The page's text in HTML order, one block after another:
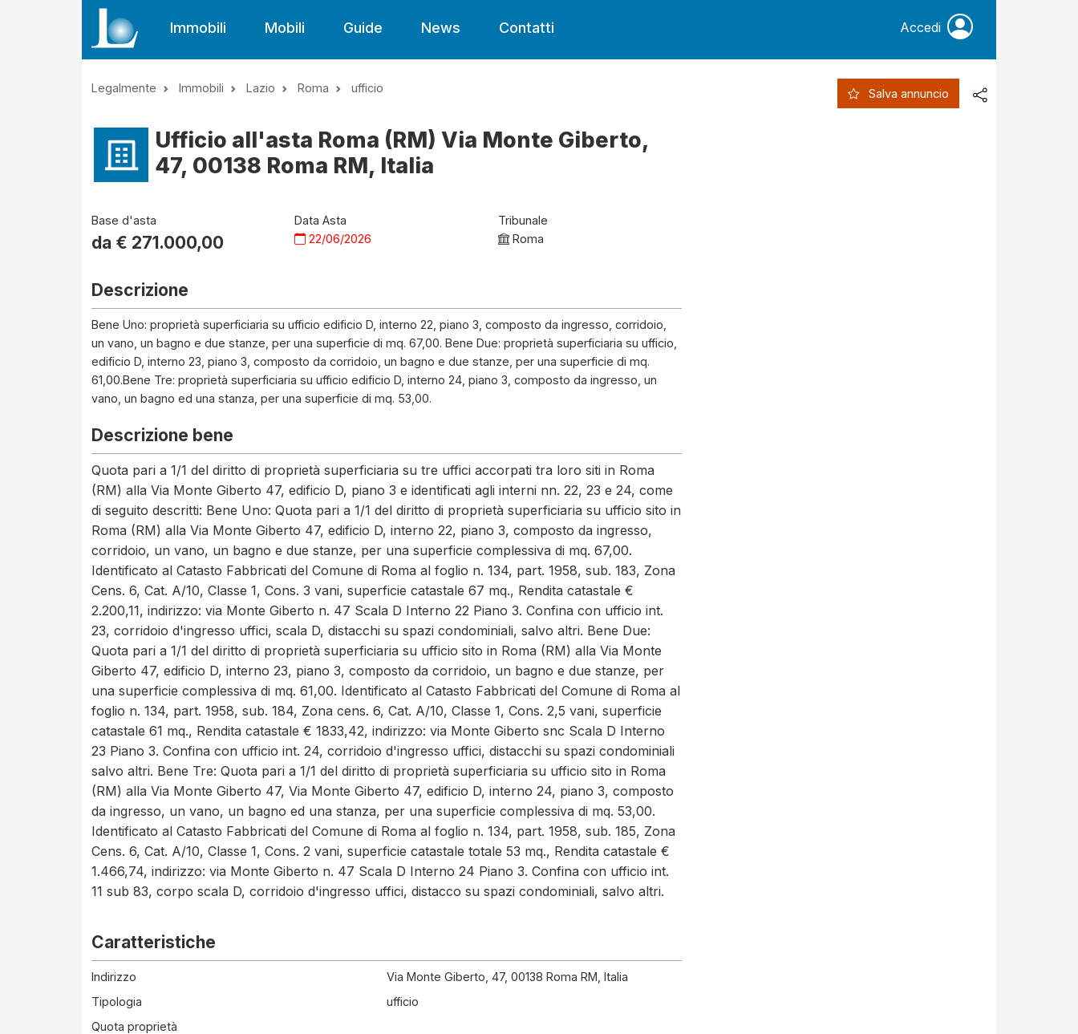
Immobili Mobili Guide News Contatti Accedi
Legalmente Immobili Lazio Roma ufficio Salva annuncio
Ufficio all'asta Roma (RM) Via Monte Giberto,
47, 00138 Roma RM, Italia
Base d'asta
da € 271.000,00
Data Asta
22/06/2026
Tribunale
Roma
Descrizione
Bene Uno: proprietà superficiaria su ufficio edificio D, interno 22, piano 3, composto da ingresso, corridoio,
un vano, un bagno e due stanze, per una superficie di mq. 67,00. Bene Due: proprietà superficiaria su ufficio,
edificio D, interno 23, piano 3, composto da corridoio, un bagno e due stanze, per una superficie di mq.
61,00.Bene Tre: proprietà superficiaria su ufficio edificio D, interno 24, piano 3, composto da ingresso, un
vano, un bagno ed una stanza, per una superficie di mq. 53,00.
Descrizione bene
Quota pari a 1/1 del diritto di proprietà superficiaria su tre uffici accorpati tra loro siti in Roma
(RM) alla Via Monte Giberto 47, edificio D, piano 3 e identificati agli interni nn. 22, 23 e 24, come
di seguito descritti: Bene Uno: Quota pari a 1/1 del diritto di proprietà superficiaria su ufficio sito in
Roma (RM) alla Via Monte Giberto 47, edificio D, interno 22, piano 3, composto da ingresso,
corridoio, un vano, un bagno e due stanze, per una superficie complessiva di mq. 67,00.
Identificato al Catasto Fabbricati del Comune di Roma al foglio n. 134, part. 1958, sub. 183, Zona
Cens. 6, Cat. A/10, Classe 1, Cons. 3 vani, superficie catastale 67 mq., Rendita catastale €
2.200,11, indirizzo: via Monte Giberto n. 47 Scala D Interno 22 Piano 3. Confina con ufficio int.
23, corridoio d'ingresso uffici, scala D, distacchi su spazi condominiali, salvo altri. Bene Due:
Quota pari a 1/1 del diritto di proprietà superficiaria su ufficio sito in Roma (RM) alla Via Monte
Giberto 47, edificio D, interno 23, piano 3, composto da corridoio, un bagno e due stanze, per
una superficie complessiva di mq. 61,00. Identificato al Catasto Fabbricati del Comune di Roma al
foglio n. 134, part. 1958, sub. 184, Zona cens. 6, Cat. A/10, Classe 1, Cons. 2,5 vani, superficie
catastale 61 mq., Rendita catastale € 1833,42, indirizzo: via Monte Giberto snc Scala D Interno
23 Piano 3. Confina con ufficio int. 24, corridoio d'ingresso uffici, distacchi su spazi condominiali
salvo altri. Bene Tre: Quota pari a 1/1 del diritto di proprietà superficiaria su ufficio sito in Roma
(RM) alla Via Monte Giberto 47, Via Monte Giberto 47, edificio D, interno 24, piano 3, composto
da ingresso, un vano, un bagno ed una stanza, per una superficie complessiva di mq. 53,00.
Identificato al Catasto Fabbricati del Comune di Roma al foglio n. 134, part. 1958, sub. 185, Zona
Cens. 6, Cat. A/10, Classe 1, Cons. 2 vani, superficie catastale totale 53 mq., Rendita catastale €
1.466,74, indirizzo: via Monte Giberto n. 47 Scala D Interno 24 Piano 3. Confina con ufficio int.
11 sub 83, corpo scala D, corridoio d'ingresso uffici, distacco su spazi condominiali, salvo altri.
Caratteristiche
Indirizzo
Via Monte Giberto, 47, 00138 Roma RM, Italia
Tipologia
ufficio
Quota proprietà